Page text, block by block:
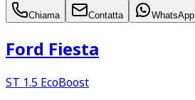
Chiama Contatta WhatsApp
Ford Fiesta
ST 1.5 EcoBoost